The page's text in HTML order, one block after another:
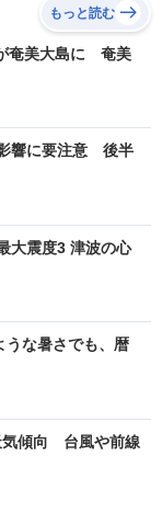
もっと読む
奄美大島に 奄美
響に要注意 後半
大震度3 津波の心
な暑さでも、暦
気傾向 台風や前線